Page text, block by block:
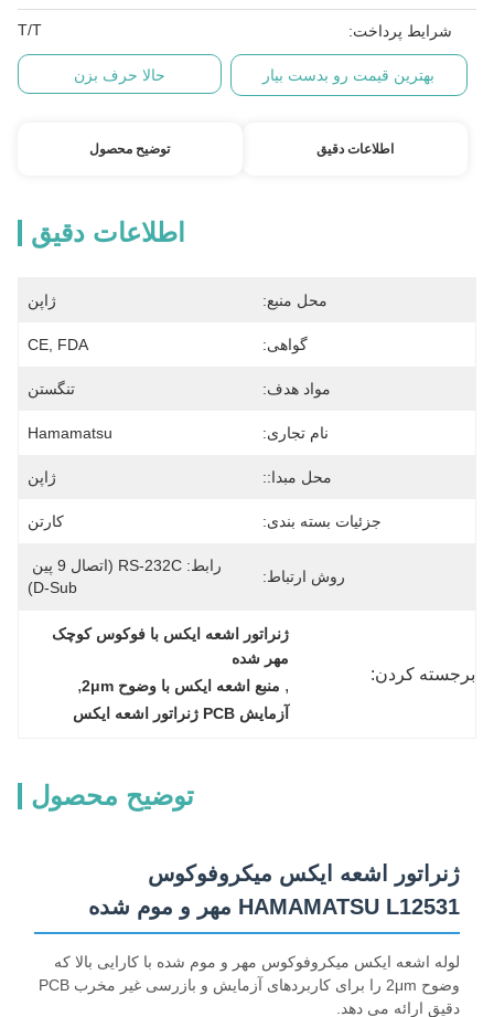
شرایط پرداخت: T/T
بهترین قیمت رو بدست بیار حالا حرف بزن
اطلاعات دقیق توضیح محصول
اطلاعات دقیق
محل منبع: ژاپن
گواهی: CE, FDA
مواد هدف: تنگستن
نام تجاری: Hamamatsu
محل مبدا:: ژاپن
جزئیات بسته بندی: کارتن
روش ارتباط:
D-Sub)
برجسته کردن:
مهر شده
, منبع اشعه ایکس با وضوح 2μm ,
آزمایش PCB ژنراتور اشعه ایکس
توضیح محصول
ژنراتور اشعه ایکس میکروفوکوس
HAMAMATSU L12531 مهر و موم شده
لوله اشعه ایکس میکروفوکوس مهر و موم شده با کارایی بالا که
وضوح 2μm را برای کاربردهای آزمایش و بازرسی غیر مخرب PCB
دقیق ارائه می دهد.